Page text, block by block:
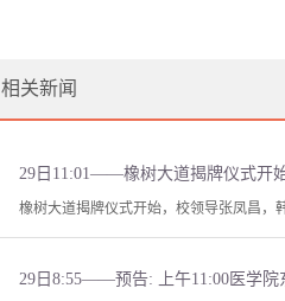
相关新闻
29日11:01——橡树大道揭牌仪式开
橡树大道揭牌仪式开始，校领导张凤昌，
29日8:55——预告: 上午11:00医学院